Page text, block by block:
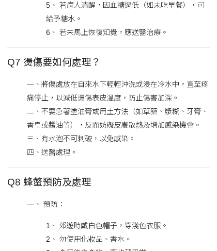
5、 若病人清醒，因血糖過低（如未吃早餐），可
給予糖水。
6、 若未馬上恢復知覺，應送醫治療。
Q7 燙傷要如何處理？
一、將傷處放在自來水下輕輕沖洗或浸在冷水中，直至疼
痛停止，以減低燙傷表皮溫度，防止傷害加深。
二、不要急著塗油膏或用土方法（如草藥、漿糊、牙膏、
香皂或醬油等），反而妨礙皮膚散熱及增加感染機會。
三、有水泡不可刺破，以免感染。
四、送醫處理。
Q8 蜂螫預防及處理
一、 預防：
1、 郊遊時戴白色帽子，穿淺色衣服。
2、 勿使用化妝品、香水。